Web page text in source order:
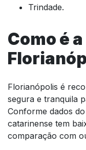
Trindade.
Como é
Florianópolis é
segura e tranquila
Conforme dados
catarinense tem
comparação com